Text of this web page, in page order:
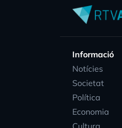
Informació
Notícies
Societat
Política
Economia